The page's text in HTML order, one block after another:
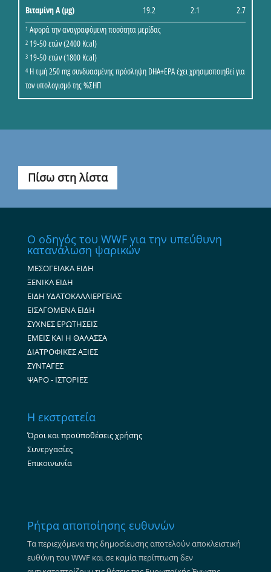
Βιταμίνη A (μg) 19.2 2.1 2.7
1 Αφορά την αναγραφόμενη ποσότητα μερίδας
2 19-50 ετών (2400 Kcal)
3 19-50 ετών (1800 Kcal)
4 Η τιμή 250 mg συνδυασμένης πρόσληψη DHA+EPA έχει χρησιμοποιηθεί για
τον υπολογισμό της %ΣΗΠ
Πίσω στη λίστα
Ο οδηγός του WWF για την υπεύθυνη
κατανάλωση ψαρικών
ΜΕΣΟΓΕΙΑΚΑ ΕΙΔΗ
ΞΕΝΙΚΑ ΕΙΔΗ
ΕΙΔΗ ΥΔΑΤΟΚΑΛΛΙΕΡΓΕΙΑΣ
ΕΙΣΑΓΟΜΕΝΑ ΕΙΔΗ
ΣΥΧΝΕΣ ΕΡΩΤΗΣΕΙΣ
ΕΜΕΙΣ ΚΑΙ Η ΘΑΛΑΣΣΑ
ΔΙΑΤΡΟΦΙΚΕΣ ΑΞΙΕΣ
ΣΥΝΤΑΓΕΣ
ΨΑΡΟ - ΙΣΤΟΡΙΕΣ
Η εκστρατεία
Όροι και προϋποθέσεις χρήσης
Συνεργασίες
Επικοινωνία
Ρήτρα αποποίησης ευθυνών
Τα περιεχόμενα της δημοσίευσης αποτελούν αποκλειστική
ευθύνη του WWF και σε καμία περίπτωση δεν